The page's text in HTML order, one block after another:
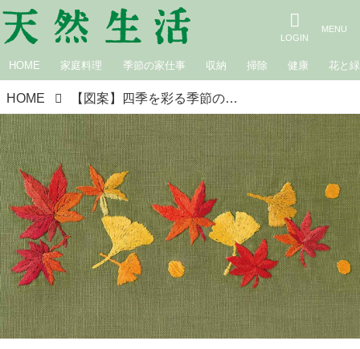
HOME 家庭料理 季節の家仕事 収納 掃除 健康 花と緑
HOME 【図案】四季を彩る季節の花「紅葉」の刺しゅう・実物大図案｜手芸作家・庄司裕子さん『天然生活』2025年11月号“目次の刺しゅう”